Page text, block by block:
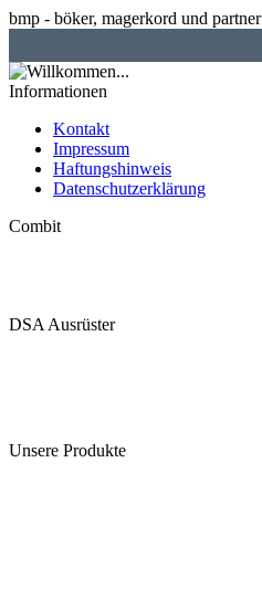
bmp - böker, magerkord und partner
Informationen
Kontakt
Impressum
Haftungshinweis
Datenschutzerklärung
Combit
DSA Ausrüster
Unsere Produkte